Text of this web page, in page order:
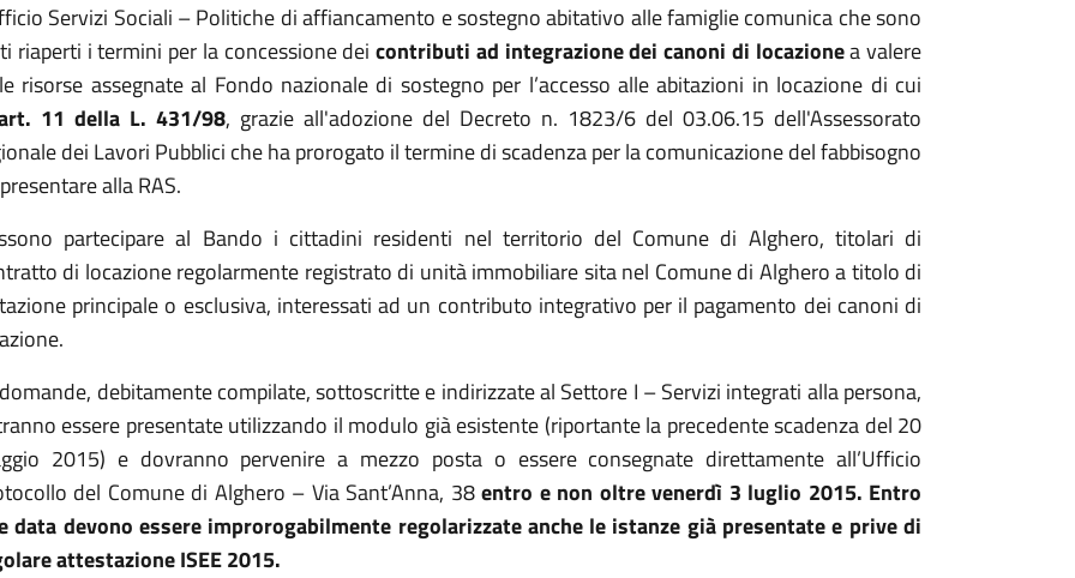
Servizi Sociali – Politiche di affiancamento e sostegno abitativo alle famiglie comunica che sono
riaperti i termini per la concessione dei contributi ad integrazione dei canoni di locazionea valere
risorse assegnate al Fondo nazionale di sostegno per l’accesso alle abitazioni in locazione di cui
11 della L. 431/98, grazie all'adozione del Decreto n. 1823/6 del 03.06.15 dell'Assessorato
dei Lavori Pubblici che ha prorogato il termine di scadenza per la comunicazione del fabbisogno
alla RAS.
partecipare al Bando i cittadini residenti nel territorio del Comune di Alghero, titolari di
di locazione regolarmente registrato di unità immobiliare sita nel Comune di Alghero a titolo di
principale o esclusiva, interessati ad un contributo integrativo per il pagamento dei canoni di
debitamente compilate, sottoscritte e indirizzate al Settore I – Servizi integrati alla persona,
essere presentate utilizzando il modulo già esistente (riportante la precedente scadenza del 20
2015) e dovranno pervenire a mezzo posta o essere consegnate direttamente all’Ufficio
del Comune di Alghero – Via Sant’Anna, 38entro e non oltre venerdì 3 luglio 2015. Entro
data devono essere improrogabilmente regolarizzate anche le istanze già presentate e prive di
attestazione ISEE 2015.